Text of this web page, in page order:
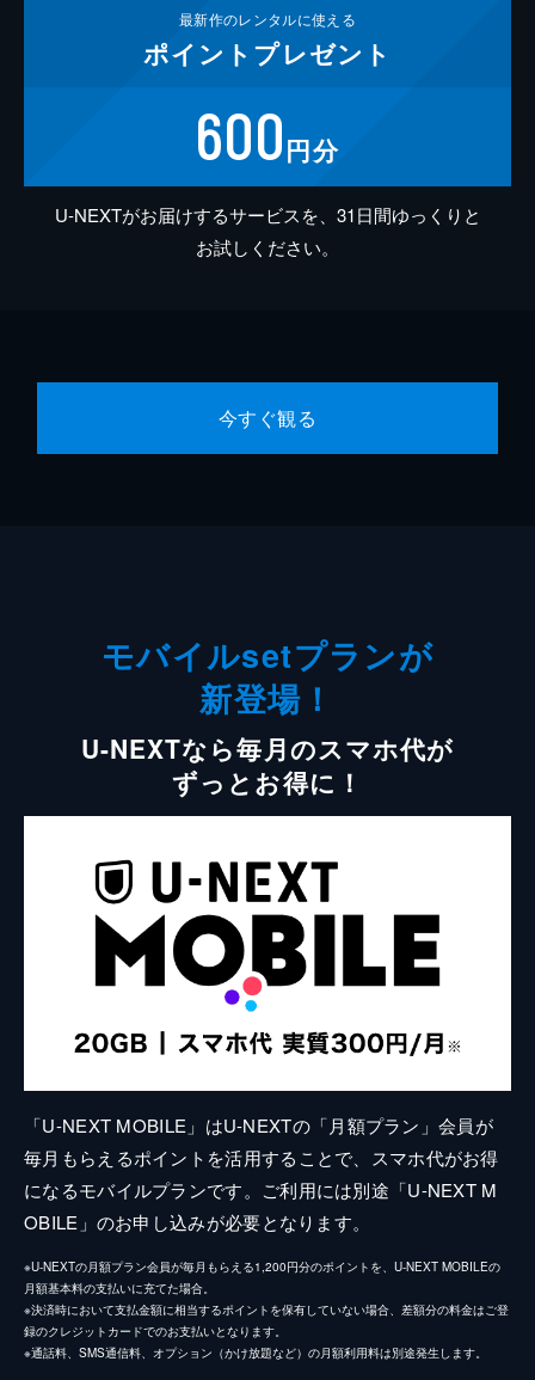
最新作のレンタルに使える
ポイント プレゼント
600円分
U-NEXTがお届けするサービスを、31日間ゆっくりと
お試しください。
今すぐ観る
モバイルsetプランが
新登場！
U-NEXTなら毎月のスマホ代が
ずっとお得に！
「U-NEXT MOBILE」はU-NEXTの「月額プラン」会員が
毎月もらえるポイントを活用することで、スマホ代がお得
になるモバイルプランです。ご利用には別途「U-NEXT M
OBILE」のお申し込みが必要となります。
※U-NEXTの月額プラン会員が毎月もらえる1,200円分のポイントを、U-NEXT MOBILEの
月額基本料の支払いに充てた場合。
※決済時において支払金額に相当するポイントを保有していない場合、差額分の料金はご登
録のクレジットカードでのお支払いとなります。
※通話料、SMS通信料、オプション（かけ放題など）の月額利用料は別途発生します。